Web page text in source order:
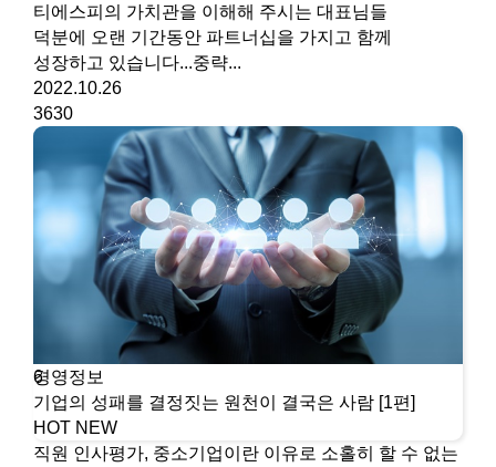
티에스피의 가치관을 이해해 주시는 대표님들
덕분에 오랜 기간동안 파트너십을 가지고 함께
성장하고 있습니다...중략...
2022.10.26
3630
경영정보
6
기업의 성패를 결정짓는 원천이 결국은 사람 [1편]
HOT NEW
직원 인사평가, 중소기업이란 이유로 소홀히 할 수 없는